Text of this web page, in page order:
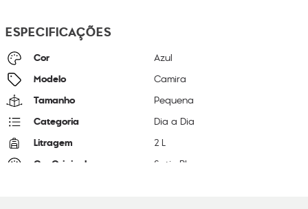
ESPECIFICAÇÕES
Cor Azul
Modelo Camira
Tamanho Pequena
Categoria Dia a Dia
Litragem 2 L
Cor Original Satin Blue